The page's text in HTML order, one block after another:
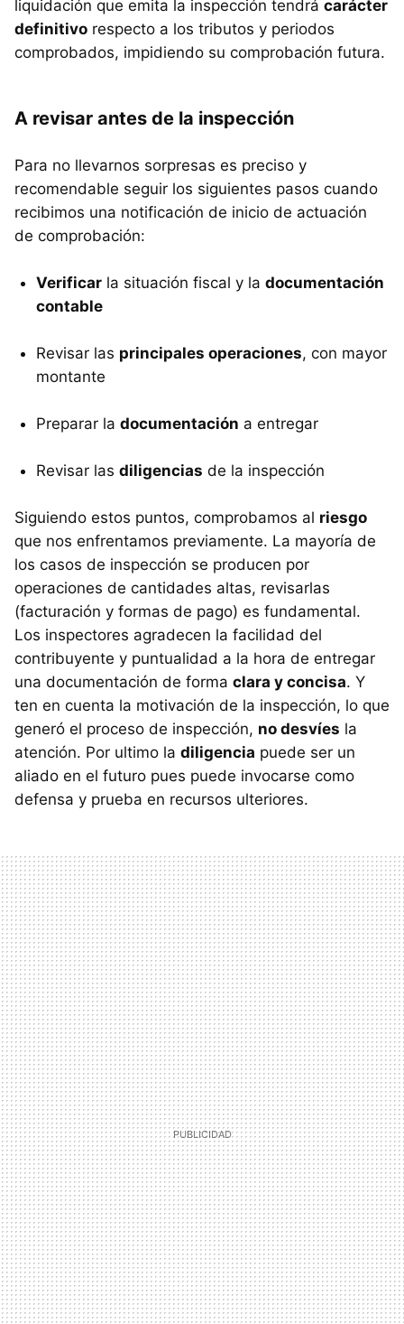
liquidación que emita la inspección tendrá carácter
definitivo respecto a los tributos y periodos
comprobados, impidiendo su comprobación futura.
A revisar antes de la inspección
Para no llevarnos sorpresas es preciso y
recomendable seguir los siguientes pasos cuando
recibimos una notificación de inicio de actuación
de comprobación:
Verificar la situación fiscal y la documentación
contable
Revisar las principales operaciones, con mayor
montante
Preparar la documentación a entregar
Revisar las diligencias de la inspección
Siguiendo estos puntos, comprobamos al riesgo
que nos enfrentamos previamente. La mayoría de
los casos de inspección se producen por
operaciones de cantidades altas, revisarlas
(facturación y formas de pago) es fundamental.
Los inspectores agradecen la facilidad del
contribuyente y puntualidad a la hora de entregar
una documentación de forma clara y concisa. Y
ten en cuenta la motivación de la inspección, lo que
generó el proceso de inspección, no desvíes la
atención. Por ultimo la diligencia puede ser un
aliado en el futuro pues puede invocarse como
defensa y prueba en recursos ulteriores.